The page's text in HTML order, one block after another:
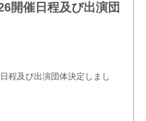
開催日程及び出演団
程及び出演団体決定しまし